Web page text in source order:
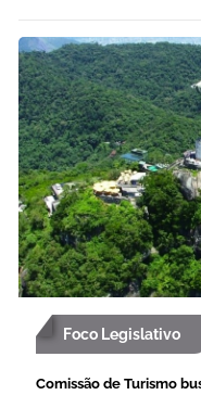
Foco Legislativo
Comissão de Turismo